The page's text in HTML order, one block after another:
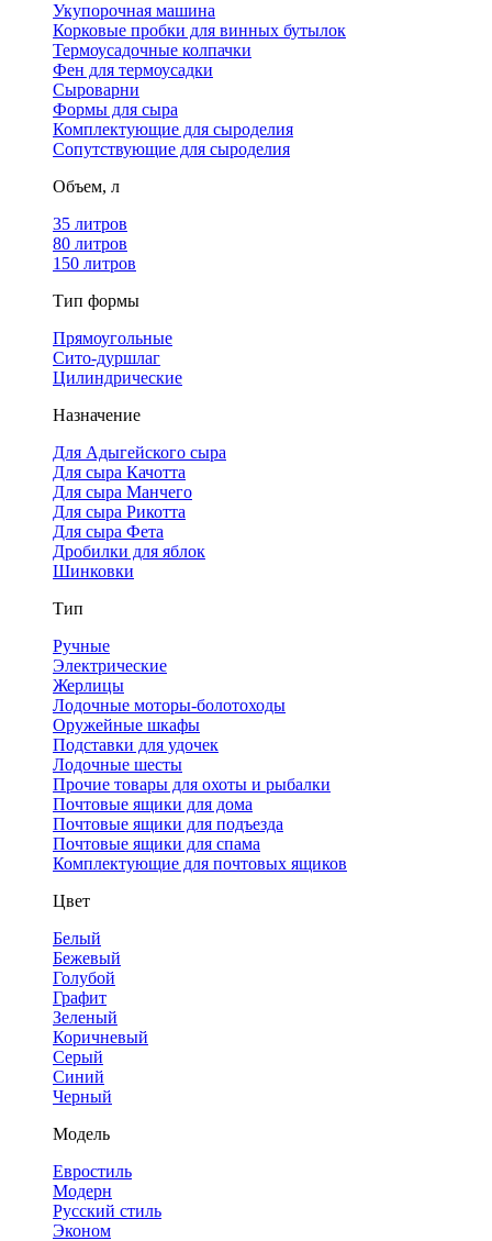
Укупорочная машина
Корковые пробки для винных бутылок
Термоусадочные колпачки
Фен для термоусадки
Сыроварни
Формы для сыра
Комплектующие для сыроделия
Сопутствующие для сыроделия
Объем, л
35 литров
80 литров
150 литров
Тип формы
Прямоугольные
Сито-дуршлаг
Цилиндрические
Назначение
Для Адыгейского сыра
Для сыра Качотта
Для сыра Манчего
Для сыра Рикотта
Для сыра Фета
Дробилки для яблок
Шинковки
Тип
Ручные
Электрические
Жерлицы
Лодочные моторы-болотоходы
Оружейные шкафы
Подставки для удочек
Лодочные шесты
Прочие товары для охоты и рыбалки
Почтовые ящики для дома
Почтовые ящики для подъезда
Почтовые ящики для спама
Комплектующие для почтовых ящиков
Цвет
Белый
Бежевый
Голубой
Графит
Зеленый
Коричневый
Серый
Синий
Черный
Модель
Евростиль
Модерн
Русский стиль
Эконом